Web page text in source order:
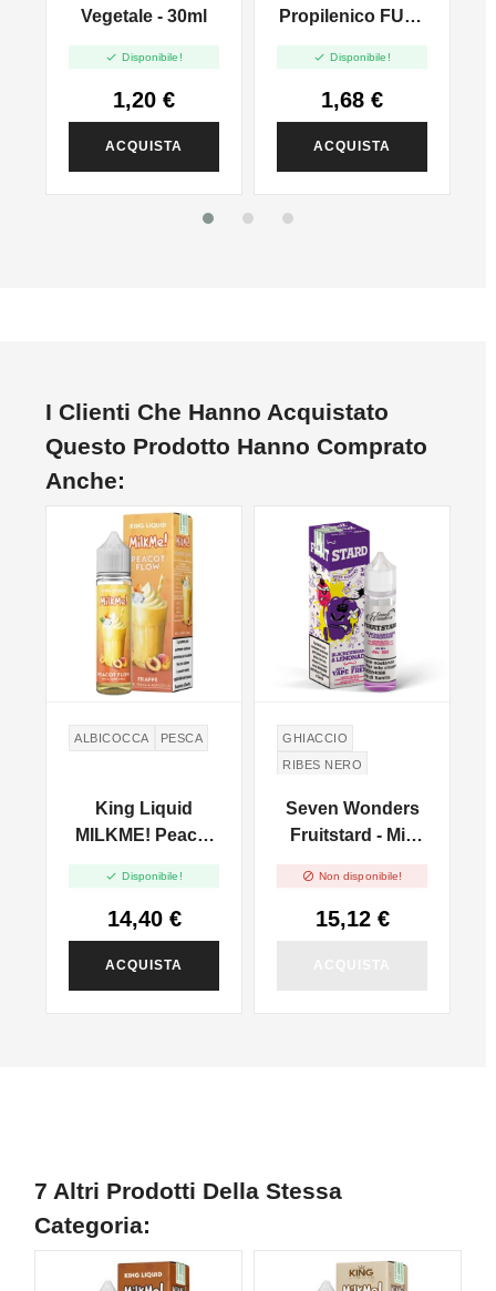
Vegetale - 30ml
 Disponibile!
1,20 €
ACQUISTA
Propilenico FULL
 Disponibile!
1,68 €
ACQUISTA
I Clienti Che Hanno Acquistato
Questo Prodotto Hanno Comprato
Anche:
ALBICOCCA PESCA
King Liquid
MILKME! Peacot
Vape - 20ml
 Disponibile!
14,40 €
ACQUISTA
GHIACCIO
RIBES NERO
Seven Wonders
Fruitstard - Mix
 Non disponibile!
15,12 €
NON DISPONIBILE
7 Altri Prodotti Della Stessa
Categoria: